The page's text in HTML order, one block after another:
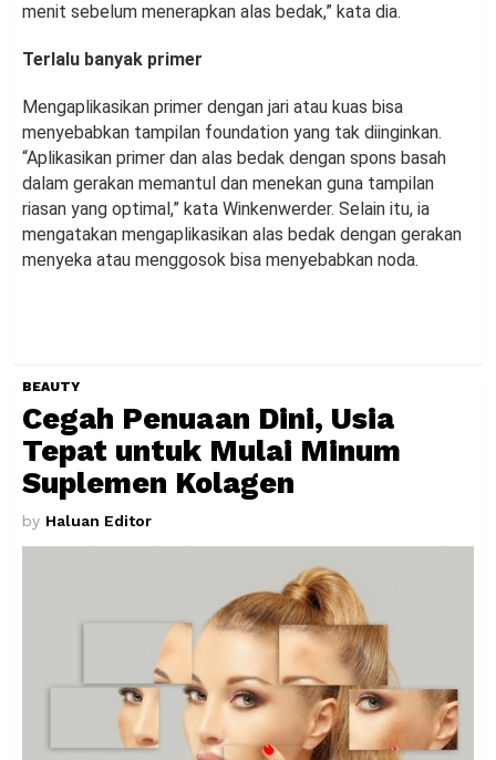
menit sebelum menerapkan alas bedak,” kata dia.
Terlalu banyak primer
Mengaplikasikan primer dengan jari atau kuas bisa
menyebabkan tampilan foundation yang tak diinginkan.
“Aplikasikan primer dan alas bedak dengan spons basah
dalam gerakan memantul dan menekan guna tampilan
riasan yang optimal,” kata Winkenwerder. Selain itu, ia
mengatakan mengaplikasikan alas bedak dengan gerakan
menyeka atau menggosok bisa menyebabkan noda.
BEAUTY
Cegah Penuaan Dini, Usia
Tepat untuk Mulai Minum
Suplemen Kolagen
by Haluan Editor